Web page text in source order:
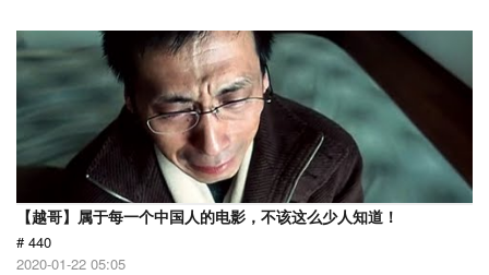
【越哥】属于每一个中国人的电影，不该这么少人知道！
# 440
2020-01-22 05:05